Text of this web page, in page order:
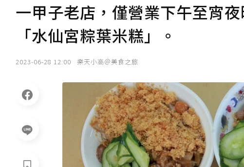
一甲子老店，僅營業下午至宵
「水仙宮粽葉米糕」。
2023-06-28 12:00 樂天小高＠美食之旅